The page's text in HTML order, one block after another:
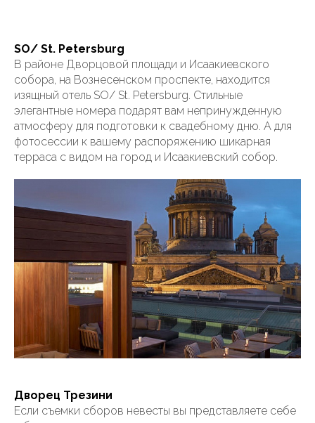
SO/ St. Petersburg
В районе Дворцовой площади и Исаакиевского
собора, на Вознесенском проспекте, находится
изящный отель SO/ St. Petersburg. Стильные
элегантные номера подарят вам непринужденную
атмосферу для подготовки к свадебному дню. А для
фотосессии к вашему распоряжению шикарная
терраса с видом на город и Исаакиевский собор.
Дворец Трезини
Если съемки сборов невесты вы представляете себе